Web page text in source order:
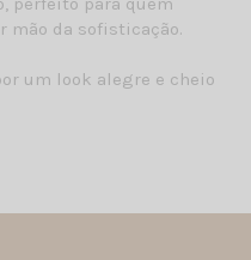
mão da sofisticação.
um look alegre e cheio